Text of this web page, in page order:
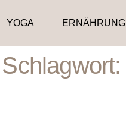
YOGA ERNÄHRUNG
Schlagwort: